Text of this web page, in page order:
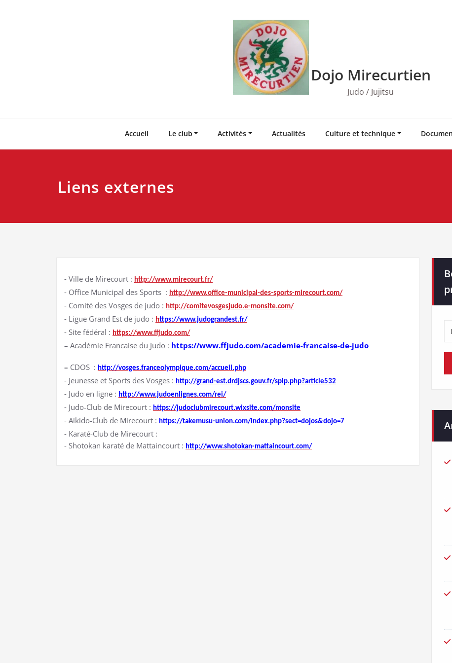
Dojo Mirecurtien
Judo / Jujitsu
Accueil Le club Activités Actualités Culture et technique
Liens externes
⁃ Ville de Mirecourt : http://www.mirecourt.fr/
⁃ Office Municipal des Sports : http://www.office-municipal-des-sports-mirecourt.com/
⁃ Comité des Vosges de judo : http://comitevosgesjudo.e-monsite.com/
⁃ Ligue Grand Est de judo : https://www.judograndest.fr/
⁃ Site fédéral : https://www.ffjudo.com/
– Académie Francaise du Judo : https://www.ffjudo.com/academie-francaise-de-judo
– CDOS : http://vosges.franceolympique.com/accueil.php
⁃ Jeunesse et Sports des Vosges : http://grand-est.drdjscs.gouv.fr/spip.php?article532
⁃ Judo en ligne : http://www.judoenlignes.com/rei/
⁃ Judo-Club de Mirecourt : https://judoclubmirecourt.wixsite.com/monsite
⁃ Aikido-Club de Mirecourt : https://takemusu-union.com/index.php?sect=dojos&dojo=7
⁃ Karaté-Club de Mirecourt :
⁃ Shotokan karaté de Mattaincourt : http://www.shotokan-mattaincourt.com/